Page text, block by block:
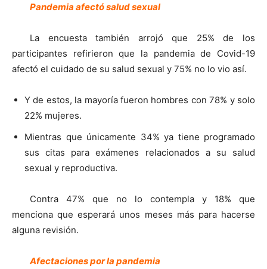
Pandemia afectó salud sexual
La encuesta también arrojó que 25% de los
participantes refirieron que la pandemia de Covid-19
afectó el cuidado de su salud sexual y 75% no lo vio así.
Y de estos, la mayoría fueron hombres con 78% y solo
22% mujeres.
Mientras que únicamente 34% ya tiene programado
sus citas para exámenes relacionados a su salud
sexual y reproductiva.
Contra 47% que no lo contempla y 18% que
menciona que esperará unos meses más para hacerse
alguna revisión.
Afectaciones por la pandemia